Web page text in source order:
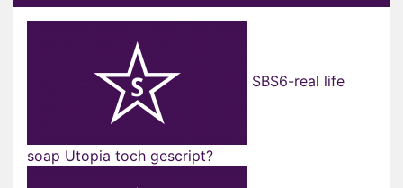
SBS6-real life
soap Utopia toch gescript?